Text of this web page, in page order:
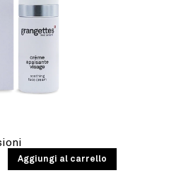
Aggiungi al carrello